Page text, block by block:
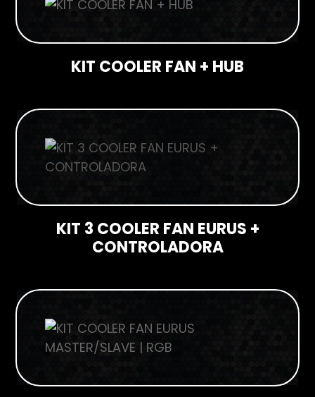
KIT COOLER FAN + HUB
KIT 3 COOLER FAN EURUS +
CONTROLADORA